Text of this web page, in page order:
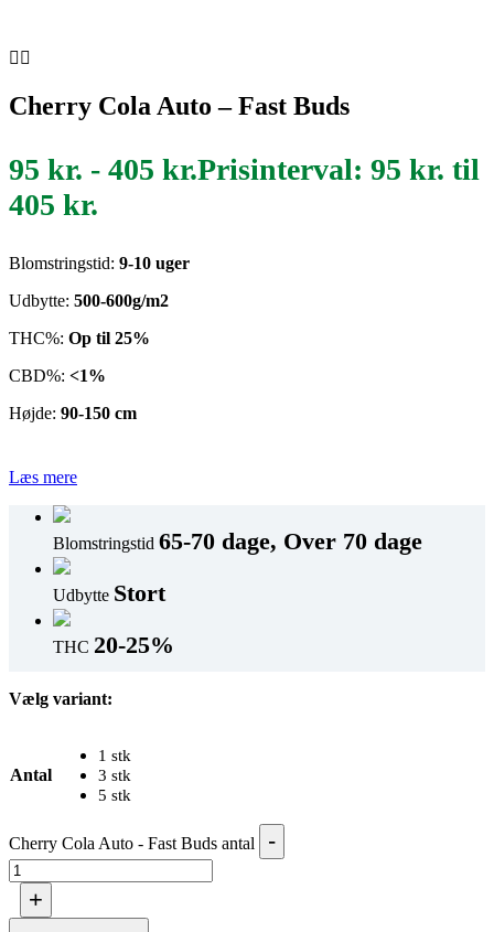
Cherry Cola Auto – Fast Buds
95 kr. - 405 kr.Prisinterval: 95 kr. til
405 kr.
Blomstringstid: 9-10 uger
Udbytte: 500-600g/m2
THC%: Op til 25%
CBD%: <1%
Højde: 90-150 cm
Læs mere
Blomstringstid 65-70 dage, Over 70 dage
Udbytte Stort
THC 20-25%
Vælg variant:
Antal
1 stk
3 stk
5 stk
Cherry Cola Auto - Fast Buds antal -
+